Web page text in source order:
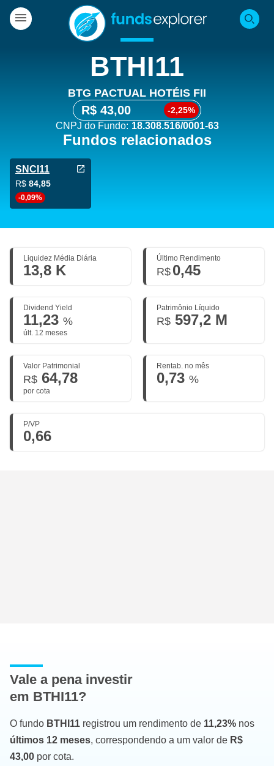
BTHI11
BTG PACTUAL HOTÉIS FII
R$ 43,00 -2,25%
CNPJ do Fundo: 18.308.516/0001-63
Fundos relacionados
SNCI11
R$ 84,85
-0,09%
Liquidez Média Diária
13,8 K
Último Rendimento
R$ 0,45
Dividend Yield
11,23 %
últ. 12 meses
Patrimônio Líquido
R$ 597,2 M
Valor Patrimonial
R$ 64,78
por cota
Rentab. no mês
0,73 %
P/VP
0,66
Vale a pena investir
em BTHI11?
O fundo BTHI11 registrou um rendimento de 11,23% nos
últimos 12 meses, correspondendo a um valor de R$
43,00 por cota.